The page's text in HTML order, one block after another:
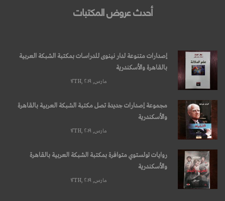
أحدث عروض المكتبات
إصدارات متنوعة لدار نينوى للدراسات بمكتبة الشبكة العربية
بالقاهرة والأسكندرية
مارس, ۱۲TH, ۲۰۱۹
مجموعة إصدارات جديدة تصل مكتبة الشبكة العربية بالقاهرة
والأسكندرية
مارس, ۱۲TH, ۲۰۱۹
روايات تولستوي متوافرة بمكتبة الشبكة العربية بالقاهرة
والأسكندرية
مارس, ۱۲TH, ۲۰۱۹